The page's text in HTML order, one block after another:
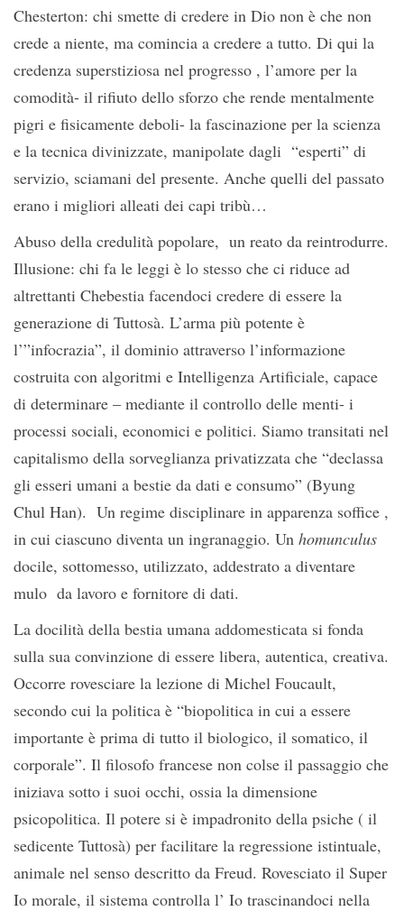
Chesterton: chi smette di credere in Dio non è che non
crede a niente, ma comincia a credere a tutto. Di qui la
credenza superstiziosa nel progresso , l’amore per la
comodità- il rifiuto dello sforzo che rende mentalmente
pigri e fisicamente deboli- la fascinazione per la scienza
e la tecnica divinizzate, manipolate dagli “esperti” di
servizio, sciamani del presente. Anche quelli del passato
erano i migliori alleati dei capi tribù…
Abuso della credulità popolare, un reato da reintrodurre.
Illusione: chi fa le leggi è lo stesso che ci riduce ad
altrettanti Chebestia facendoci credere di essere la
generazione di Tuttosà. L’arma più potente è
l’”infocrazia”, il dominio attraverso l’informazione
costruita con algoritmi e Intelligenza Artificiale, capace
di determinare – mediante il controllo delle menti- i
processi sociali, economici e politici. Siamo transitati nel
capitalismo della sorveglianza privatizzata che “declassa
gli esseri umani a bestie da dati e consumo” (Byung
Chul Han). Un regime disciplinare in apparenza soffice ,
in cui ciascuno diventa un ingranaggio. Un homunculus
docile, sottomesso, utilizzato, addestrato a diventare
mulo da lavoro e fornitore di dati.
La docilità della bestia umana addomesticata si fonda
sulla sua convinzione di essere libera, autentica, creativa.
Occorre rovesciare la lezione di Michel Foucault,
secondo cui la politica è “biopolitica in cui a essere
importante è prima di tutto il biologico, il somatico, il
corporale”. Il filosofo francese non colse il passaggio che
iniziava sotto i suoi occhi, ossia la dimensione
psicopolitica. Il potere si è impadronito della psiche ( il
sedicente Tuttosà) per facilitare la regressione istintuale,
animale nel senso descritto da Freud. Rovesciato il Super
Io morale, il sistema controlla l’ Io trascinandoci nella